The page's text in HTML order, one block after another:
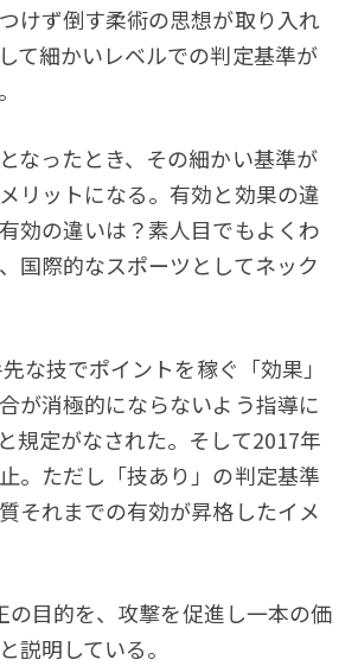
けず倒す柔術の思想が取り入れ
て細かいレベルでの判定基準が
なったとき、その細かい基準が
リットになる。有効と効果の違
効の違いは？素人目でもよくわ
国際的なスポーツとしてネック
な技でポイントを稼ぐ「効果」
が消極的にならないよう指導に
規定がなされた。そして2017年
。ただし「技あり」の判定基準
それまでの有効が昇格したイメ
の目的を、攻撃を促進し一本の価
説明している。